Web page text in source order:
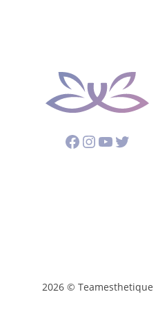
Facebook
Instagram
YouTube
Twitter
2026 © Teamesthetique